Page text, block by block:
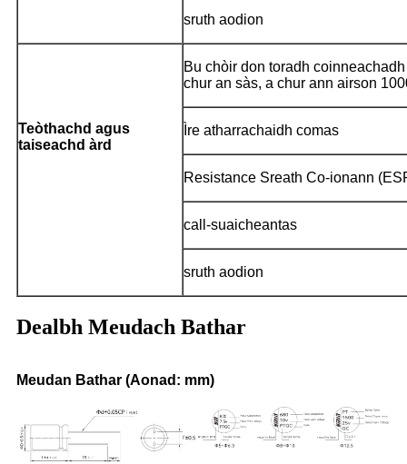
sruth aodion
Teòthachd agus
taiseachd àrd
Bu chòir don toradh
chur an sàs, a chur ann airson
Ìre atharrachaidh comas
Resistance Sreath Co-ionann
call-suaicheantas
sruth aodion
Dealbh Meudach Bathar
Meudan Bathar (Aonad: mm)